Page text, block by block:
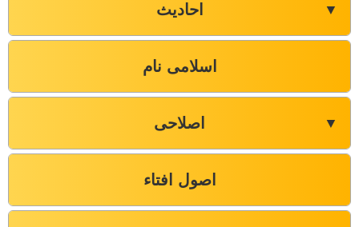
احادیث ▼
اسلامی نام
اصلاحی ▼
اصول افتاء